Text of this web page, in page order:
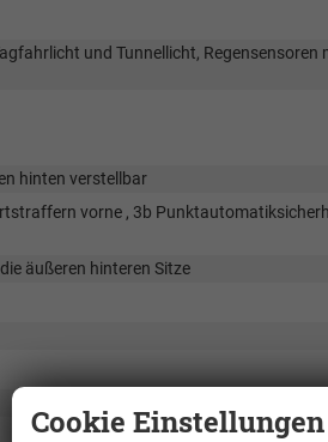
und Tunnellicht, Regensensoren
hinten verstellbar
vorne , 3b
äußeren hinteren Sitze
Cookie Einstellungen